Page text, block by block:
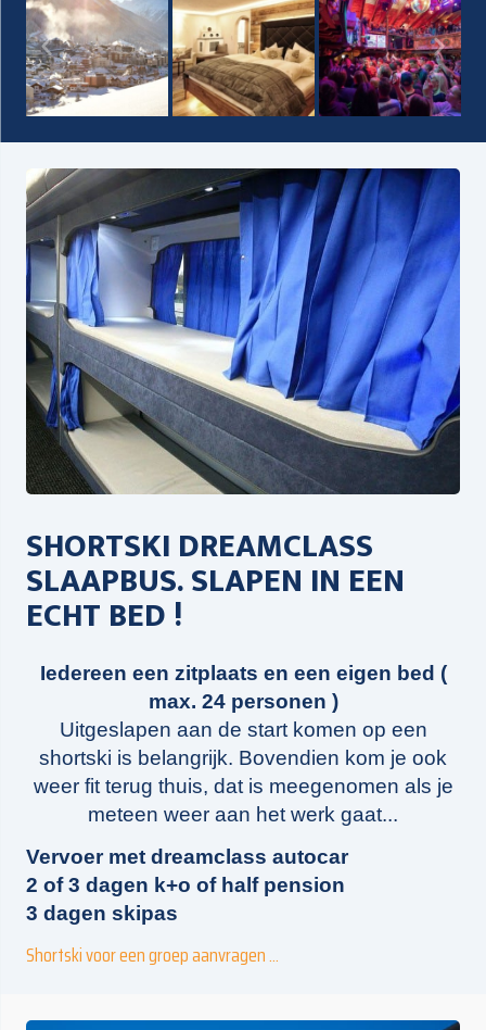
SHORTSKI DREAMCLASS
SLAAPBUS. SLAPEN IN EEN
ECHT BED !
Iedereen een zitplaats en een eigen bed (
max. 24 personen )
Uitgeslapen aan de start komen op een
shortski is belangrijk. Bovendien kom je ook
weer fit terug thuis, dat is meegenomen als je
meteen weer aan het werk gaat...
Vervoer met dreamclass autocar
2 of 3 dagen k+o of half pension
3 dagen skipas
Shortski voor een groep aanvragen ...